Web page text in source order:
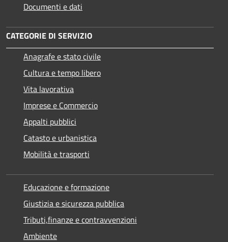
Documenti e dati
CATEGORIE DI SERVIZIO
Anagrafe e stato civile
Cultura e tempo libero
Vita lavorativa
Imprese e Commercio
Appalti pubblici
Catasto e urbanistica
Mobilità e trasporti
Educazione e formazione
Giustizia e sicurezza pubblica
Tributi,finanze e contravvenzioni
Ambiente